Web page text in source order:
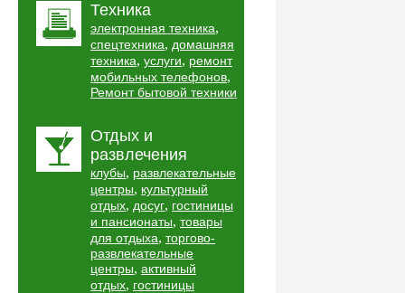
Техника
электронная техника,
спецтехника, домашняя
техника, услуги, ремонт
мобильных телефонов,
Ремонт бытовой техники
Отдых и
развлечения
клубы, развлекательные
центры, культурный
отдых, досуг, гостиницы
и пансионаты, товары
для отдыха, торгово-
развлекательные
центры, активный
отдых, гостиницы